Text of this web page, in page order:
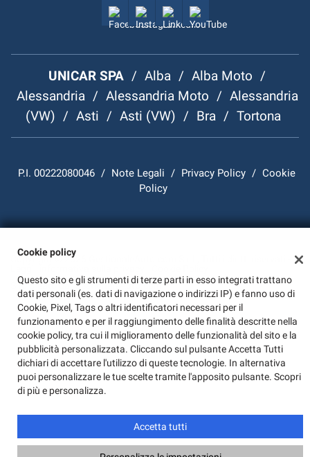
UNICAR SPA / Alba / Alba Moto /
Alessandria / Alessandria Moto / Alessandria
(VW) / Asti / Asti (VW) / Bra / Tortona
P.I. 00222080046 / Note Legali / Privacy Policy / Cookie
Policy
Copyright © 2026 GestionaleAuto.com S.r.l., Tutti i diritti riservati -
Sito creato da:GestionaleAuto.com
Cookie policy
Questo sito e gli strumenti di terze parti in esso integrati trattano
dati personali (es. dati di navigazione o indirizzi IP) e fanno uso di
Cookie, Pixel, Tags o altri identificatori necessari per il
funzionamento e per il raggiungimento delle finalità descritte nella
cookie policy, tra cui il miglioramento delle funzionalità del sito e la
pubblicità personalizzata. Cliccando sul pulsante Accetta Tutti
dichiari di accettare l'utilizzo di queste tecnologie. In alternativa
puoi personalizzare le tue scelte tramite l'apposito pulsante. Scopri
di più e personalizza.
Accetta tutti